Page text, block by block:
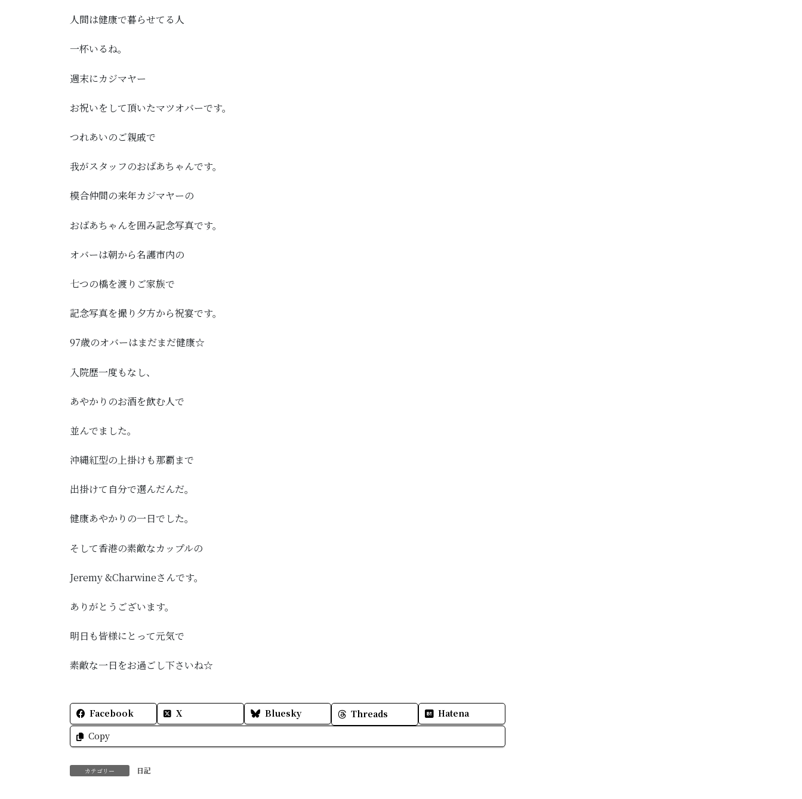
人間は健康で暮らせてる人
一杯いるね。
週末にカジマヤー
お祝いをして頂いたマツオバーです。
つれあいのご親戚で
我がスタッフのおばあちゃんです。
模合仲間の来年カジマヤーの
おばあちゃんを囲み記念写真です。
オバーは朝から名護市内の
七つの橋を渡りご家族で
記念写真を撮り夕方から祝宴です。
97歳のオバーはまだまだ健康☆
入院歴一度もなし、
あやかりのお酒を飲む人で
並んでました。
沖縄紅型の上掛けも那覇まで
出掛けて自分で選んだんだ。
健康あやかりの一日でした。
そして香港の素敵なカップルの
Jeremy &Charwineさんです。
ありがとうございます。
明日も皆様にとって元気で
素敵な一日をお過ごし下さいね☆
Facebook X Bluesky Threads
Hatena
Copy
カテゴリー 日記